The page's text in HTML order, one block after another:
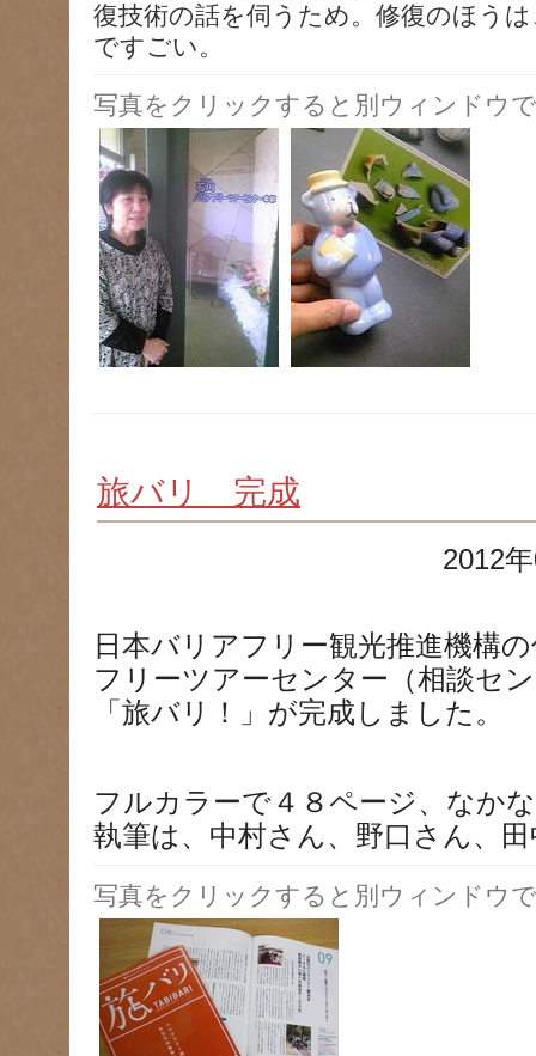
復技術の話を伺うため。修復のほう
ですごい。
写真をクリックすると別ウィンドウ
旅バリ 完成
2012
日本バリアフリー観光推進機構
フリーツアーセンター（相談セ
「旅バリ！」が完成しました。
フルカラーで４８ページ、なか
執筆は、中村さん、野口さん、
写真をクリックすると別ウィンドウ